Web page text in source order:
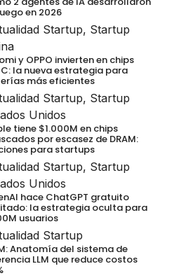
en 2026
Startup, Startup
y OPPO invierten en chips
la nueva estrategia para
más eficientes
Startup, Startup
Unidos
tiene $1.000M en chips
por escasez de DRAM:
para startups
Startup, Startup
Unidos
hace ChatGPT gratuito
la estrategia oculta para
usuarios
Startup
Anatomía del sistema de
LLM que reduce costos